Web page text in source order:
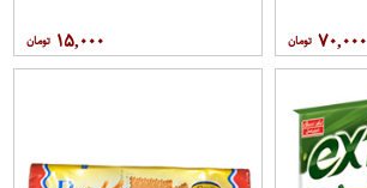
۷۰,۰۰۰ ۱۵,۰۰۰